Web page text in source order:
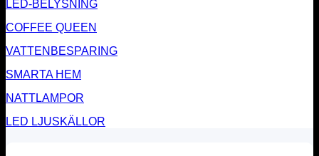
LED-BELYSNING
COFFEE QUEEN
VATTENBESPARING
SMARTA HEM
NATTLAMPOR
LED LJUSKÄLLOR